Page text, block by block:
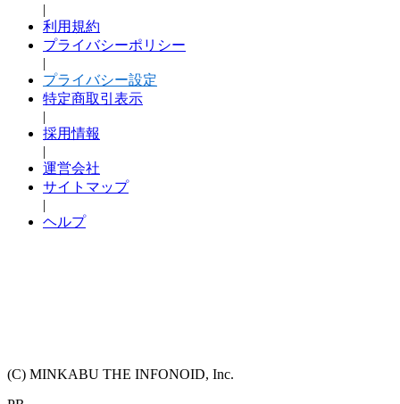
|
利用規約
プライバシーポリシー
|
プライバシー設定
特定商取引表示
|
採用情報
|
運営会社
サイトマップ
|
ヘルプ
(C) MINKABU THE INFONOID, Inc.